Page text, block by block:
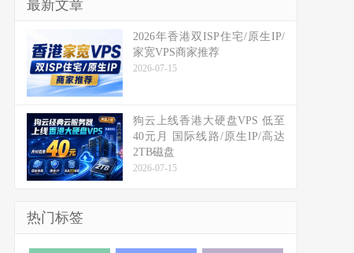
最新文章
2026年香港双ISP住宅/原生IP/
家宽VPS商家推荐
2026-07-15
狗云上线香港大硬盘VPS 低至
40元月 国际线路/原生IP/高达
2TB磁盘
2026-07-15
热门标签